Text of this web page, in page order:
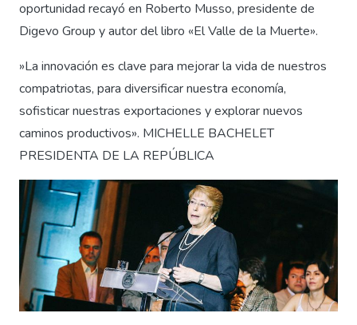
oportunidad recayó en Roberto Musso, presidente de
Digevo Group y autor del libro «El Valle de la Muerte».
»La innovación es clave para mejorar la vida de nuestros
compatriotas, para diversificar nuestra economía,
sofisticar nuestras exportaciones y explorar nuevos
caminos productivos». MICHELLE BACHELET
PRESIDENTA DE LA REPÚBLICA